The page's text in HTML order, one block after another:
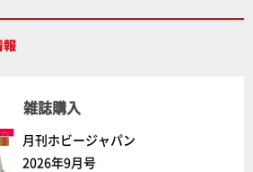
雑誌購入
月刊ホビージャパン
2026年9月号